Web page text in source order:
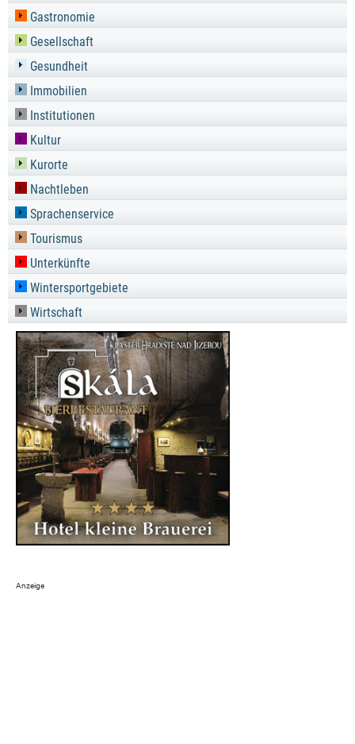
Gastronomie
Gesellschaft
Gesundheit
Immobilien
Institutionen
Kultur
Kurorte
Nachtleben
Sprachenservice
Tourismus
Unterkünfte
Wintersportgebiete
Wirtschaft